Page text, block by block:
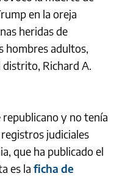
en la oreja
heridas de
hombres adultos,
Richard A.
y no tenía
judiciales
que ha publicado el
es la ficha de